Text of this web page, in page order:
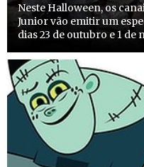
Neste Halloween, os
Junior vão emitir um
dias 23 de outubro e 1
assustador do ano.